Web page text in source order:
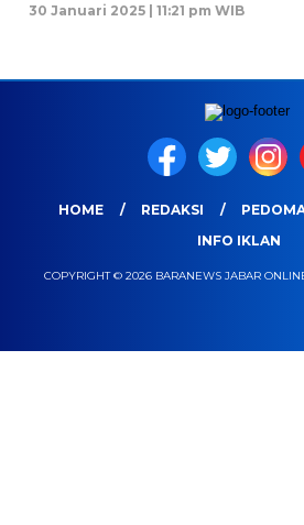
30 Januari 2025 | 11:21 pm WIB
HOME REDAKSI
INFO IKLAN
COPYRIGHT © 2026 BARANEWS JABAR